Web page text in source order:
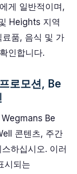
게 일반적이며,
Heights 지역
품, 음식 및 가
인합니다.
로모션, Be
Be
콘텐츠, 주간
하십시오. 이러
시되는